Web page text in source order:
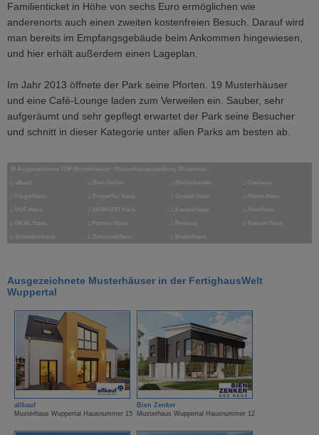
Familienticket in Höhe von sechs Euro ermöglichen wie
anderenorts auch einen zweiten kostenfreien Besuch. Darauf wird
man bereits im Empfangsgebäude beim Ankommen hingewiesen,
und hier erhält außerdem einen Lageplan.
Im Jahr 2013 öffnete der Park seine Pforten. 19 Musterhäuser
und eine Café-Lounge laden zum Verweilen ein. Sauber, sehr
aufgeräumt und sehr gepflegt erwartet der Park seine Besucher
und schnitt in dieser Kategorie unter allen Parks am besten ab.
19 Ausgezeichnete TOP Musterhäuser - Musterhausausstellung Wuppertal
⌂ allkauf ⌂ Bien Zenker ⌂ Büdenbender ⌂ Danhaus
⌂ FingerHaus ⌂ FingerHut Haus ⌂ Gussek Haus ⌂ Hanse Haus
⌂ HUF Haus ⌂ ISOWOOD Haus ⌂ Kampa Haus ⌂ Nordhaus
⌂ OKAL Haus ⌂ Partner Haus ⌂ Prohaus ⌂ Rensch Haus
⌂ Schwabenhaus ⌂ SchwörerHaus ⌂ WeberHaus
Ausgezeichnete Musterhäuser in der FertighausWelt
Wuppertal
allkauf
Musterhaus Wuppertal Hausnummer 15
Bien Zenker
Musterhaus Wuppertal Hausnummer 12